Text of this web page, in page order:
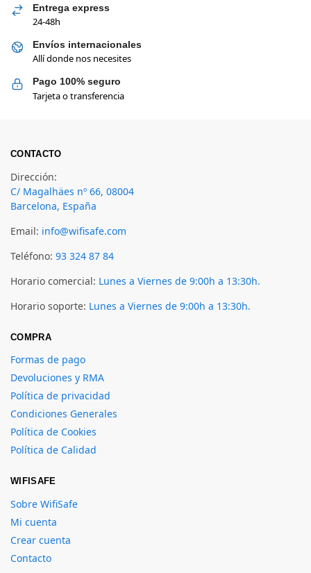
Entrega express
24-48h
Envíos internacionales
Allí donde nos necesites
Pago 100% seguro
Tarjeta o transferencia
CONTACTO
Dirección:
C/ Magalhäes nº 66, 08004
Barcelona, España
Email: info@wifisafe.com
Teléfono: 93 324 87 84
Horario comercial: Lunes a Viernes de 9:00h a 13:30h.
Horario soporte: Lunes a Viernes de 9:00h a 13:30h.
COMPRA
Formas de pago
Devoluciones y RMA
Política de privacidad
Condiciones Generales
Política de Cookies
Política de Calidad
WIFISAFE
Sobre WifiSafe
Mi cuenta
Crear cuenta
Contacto